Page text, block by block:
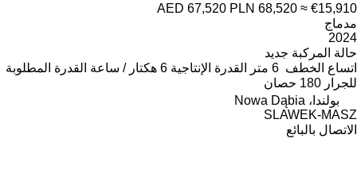
AED 67,520 PLN 68,520 ≈ €15,910
مدماج
2024
حالة المركبة جديد
اتساع الخطف 6 متر القدرة الإنتاجية 6 هكتار / ساعة
القدرة المطلوبة
للجرار 180 حصان
بولندا، Nowa Dąbia
SLAWEK-MASZ
الاتصال بالبائع